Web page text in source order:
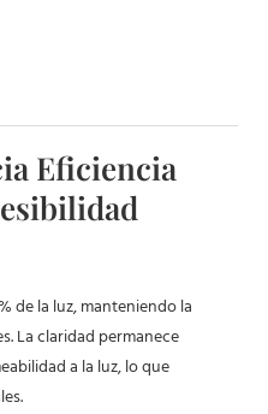
Eficiencia
de la luz, manteniendo la
La claridad permanece
a la luz, lo que